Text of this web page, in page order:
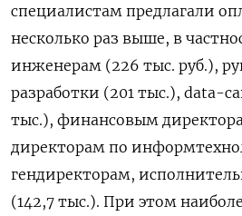
специалистам предлагали
несколько раз выше, в
инженерам (226 тыс. руб.),
разработки (201 тыс.), data-
тыс.), финансовым
директорам по
гендиректорам,
(142,7 тыс.). При этом